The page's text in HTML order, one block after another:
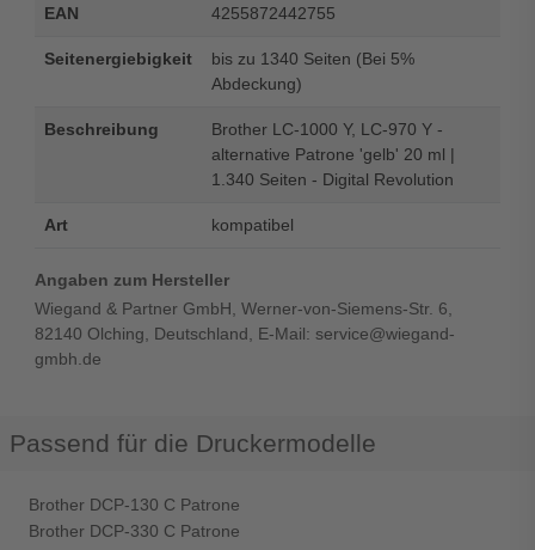
EAN 4255872442755
Seitenergiebigkeit
bis zu 1340 Seiten (Bei 5%
Abdeckung)
Beschreibung
Brother LC-1000 Y, LC-970 Y -
alternative Patrone 'gelb' 20 ml |
1.340 Seiten - Digital Revolution
Art kompatibel
Angaben zum Hersteller
Wiegand & Partner GmbH, Werner-von-Siemens-Str. 6,
82140 Olching, Deutschland, E-Mail: service@wiegand-
gmbh.de
Passend für die Druckermodelle
Brother DCP-130 C Patrone
Brother DCP-330 C Patrone